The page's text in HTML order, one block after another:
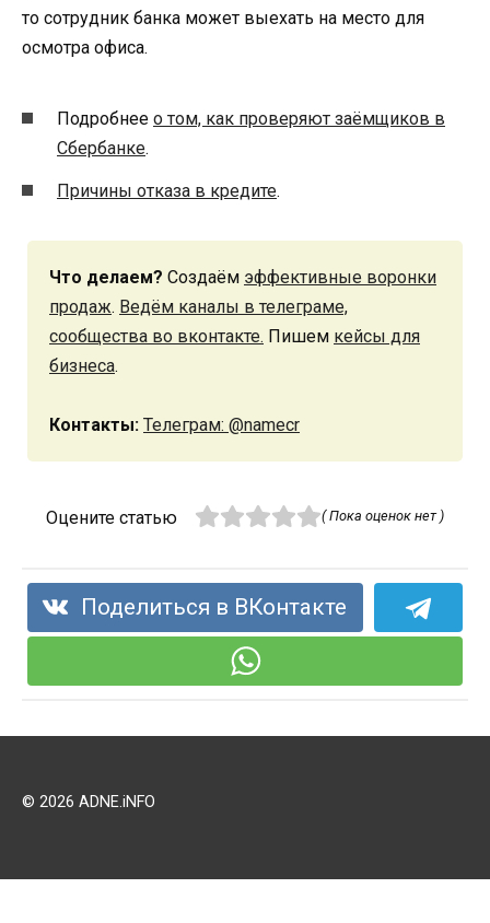
то сотрудник банка может выехать на место для
осмотра офиса.
Подробнее о том, как проверяют заёмщиков в
Сбербанке.
Причины отказа в кредите.
Что делаем? Создаём эффективные воронки
продаж. Ведём каналы в телеграме,
сообщества во вконтакте. Пишем кейсы для
бизнеса.
Контакты: Телеграм: @namecr
Оцените статью ( Пока оценок нет )
Поделиться в ВКонтакте
© 2026 ADNE.iNFO